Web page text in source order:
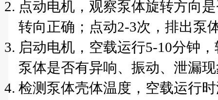
点动电机，观察泵体旋转方向
转向正确；点动2-3次，排出泵
启动电机，空载运行5-10分钟
泵体是否有异响、振动、泄漏
检测泵体壳体温度，空载运行